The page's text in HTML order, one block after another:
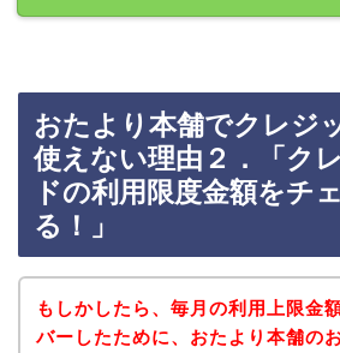
おたより本舗でクレジ
使えない理由２．「ク
ドの利用限度金額をチ
る！」
もしかしたら、毎月の利用上限金
バーしたために、おたより本舗の